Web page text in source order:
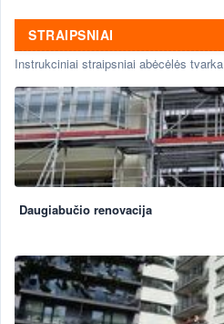
STRAIPSNIAI
Instrukciniai straipsniai abėcėlės tvarka
Daugiabučio renovacija